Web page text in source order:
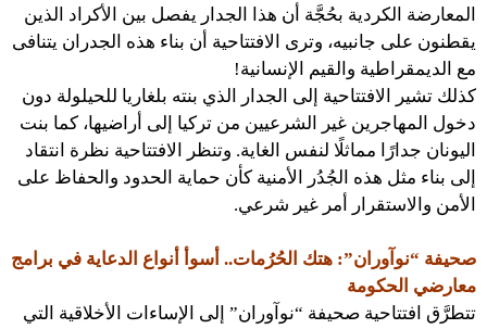
المعارضة الكردية بحُجَّة أن هذا الجدار يفصل بين الأكراد الذين
يقطنون على جانبيه، وترى الافتتاحية أن بناء هذه الجدران يتنافى
مع الديمقراطية والقيم الإنسانية!
كذلك تشير الافتتاحية إلى الجدار الذي بنته بلغاريا للحيلولة دون
دخول المهاجرين غير الشرعيين من تركيا إلى أراضيها، كما بنت
اليونان جدارًا مماثلًا لنفس الغاية. وتنظر الافتتاحية نظرة انتقاد
إلى بناء مثل هذه الجُدُر الأمنية كأن حماية الحدود والحفاظ على
الأمن والاستقرار أمر غير شرعي.
صحيفة “نوآوران”: هتك الحُرُمات.. أسوأ أنواع الدعاية في برامج
معارضي الحكومة
تتطرَّق افتتاحية صحيفة “نوآوران” إلى الإساءات الأخلاقية التي